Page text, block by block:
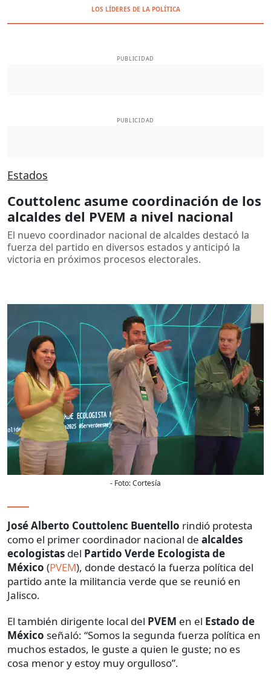
LOS LÍDERES DE LA POLÍTICA
PUBLICIDAD
PUBLICIDAD
Estados
Couttolenc asume coordinación de los
alcaldes del PVEM a nivel nacional
El nuevo coordinador nacional de alcaldes destacó la
fuerza del partido en diversos estados y anticipó la
victoria en próximos procesos electorales.
- Foto:Cortesía
José Alberto Couttolenc Buentello rindió protesta
como el primer coordinador nacional de alcaldes
ecologistas del Partido Verde Ecologista de
México (PVEM), donde destacó la fuerza política del
partido ante la militancia verde que se reunió en
Jalisco.
El también dirigente local del PVEM en el Estado de
México señaló: “Somos la segunda fuerza política en
muchos estados, le guste a quien le guste; no es
cosa menor y estoy muy orgulloso”.